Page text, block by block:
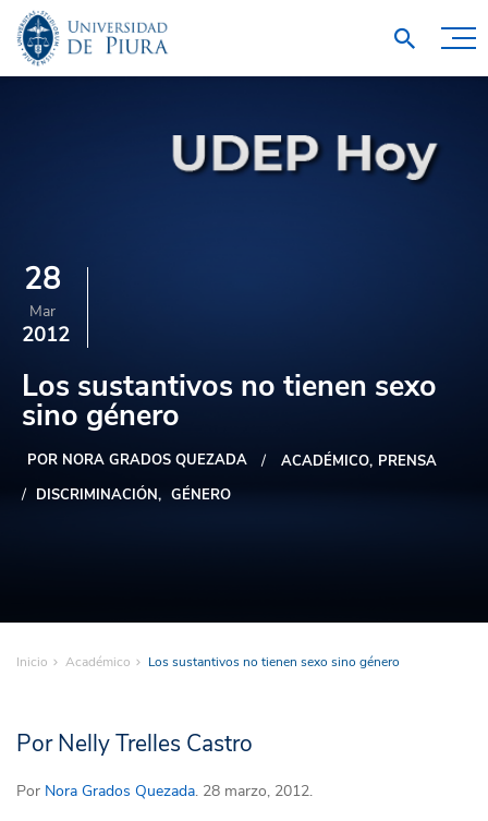
28
Mar
2012
Los sustantivos no tienen sexo
sino género
POR NORA GRADOS QUEZADA ACADÉMICO PRENSA
DISCRIMINACIÓN
GÉNERO
Inicio Académico Los sustantivos no tienen sexo sino género
Por Nelly Trelles Castro
Por Nora Grados Quezada. 28 marzo, 2012.